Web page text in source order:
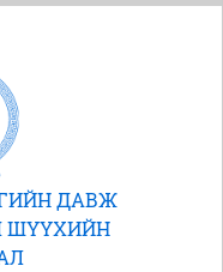
ДАВЖ
ШҮҮХИЙН